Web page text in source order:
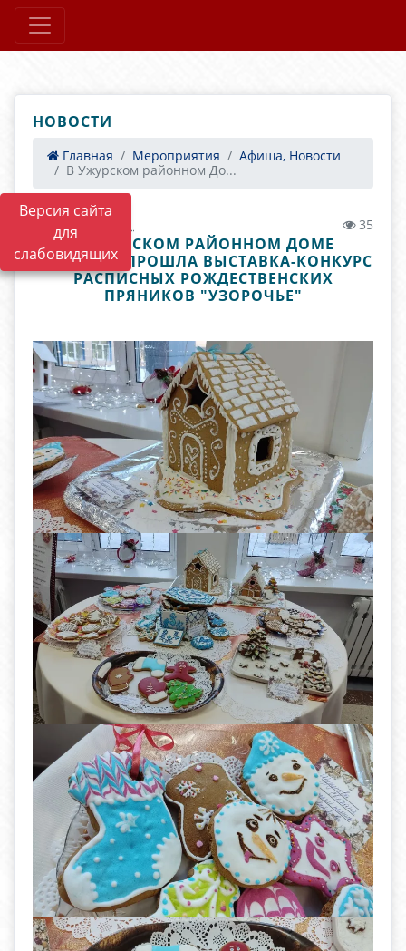
Версия сайта
для
слабовидящих
НОВОСТИ
Главная Мероприятия
Афиша, Новости
В Ужурском районном До...
11.01.2022 04:41 35
В УЖУРСКОМ РАЙОННОМ ДОМЕ
КУЛЬТУРЫ ПРОШЛА ВЫСТАВКА-КОНКУРС
РАСПИСНЫХ РОЖДЕСТВЕНСКИХ
ПРЯНИКОВ "УЗОРОЧЬЕ"